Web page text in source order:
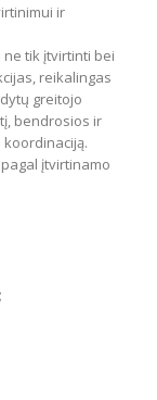
ir
tik įtvirtinti bei
reikalingas
greitojo
bendrosios ir
įtvirtinamo